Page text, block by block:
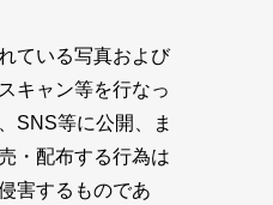
ている写真および
キャン等を行なっ
SNS等に公開、ま
・配布する行為は
害するものであ